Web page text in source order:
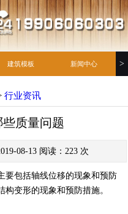
>
建筑模板 新闻中心
行业资讯
质量问题
08-13 阅读：223 次
要包括轴线位移的现象和预防
变形的现象和预防措施。